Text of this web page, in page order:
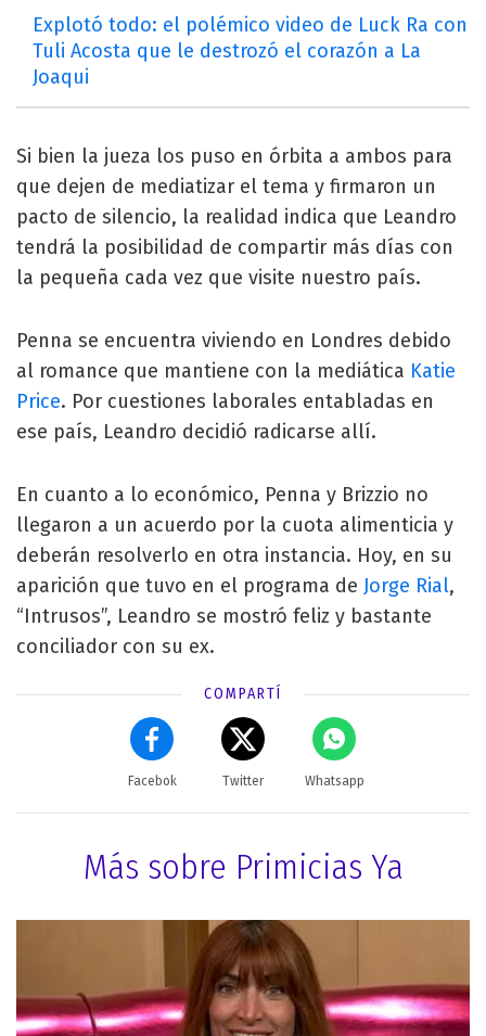
Explotó todo: el polémico video de Luck Ra con
Tuli Acosta que le destrozó el corazón a La
Joaqui
Si bien la jueza los puso en órbita a ambos para
que dejen de mediatizar el tema y firmaron un
pacto de silencio, la realidad indica que Leandro
tendrá la posibilidad de compartir más días con
la pequeña cada vez que visite nuestro país.
Penna se encuentra viviendo en Londres debido
al romance que mantiene con la mediática Katie
Price. Por cuestiones laborales entabladas en
ese país, Leandro decidió radicarse allí.
En cuanto a lo económico, Penna y Brizzio no
llegaron a un acuerdo por la cuota alimenticia y
deberán resolverlo en otra instancia. Hoy, en su
aparición que tuvo en el programa de Jorge Rial,
“Intrusos”, Leandro se mostró feliz y bastante
conciliador con su ex.
COMPARTÍ
Facebok Twitter Whatsapp
Más sobre Primicias Ya